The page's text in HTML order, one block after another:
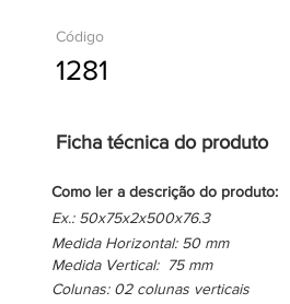
Código
1281
Ficha técnica do produto
Como ler a descrição do produto:
Ex.: 50x75x2x500x76.3
Medida Horizontal: 50 mm
Medida Vertical: 75 mm
Colunas: 02 colunas verticais